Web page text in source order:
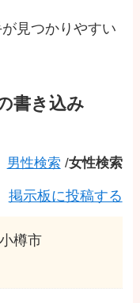
見つかりやすい
書き込み
男性検索 /女性検索
掲示板に投稿する
樽市